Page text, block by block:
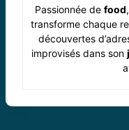
Passionnée de food
transforme chaque
découvertes
improvisés dans son